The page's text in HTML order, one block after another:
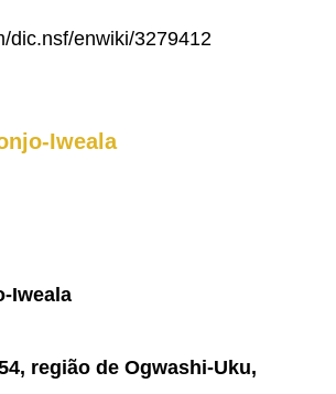
dic.nsf/enwiki/3279412
Iweala
Iweala
região de Ogwashi-Uku,